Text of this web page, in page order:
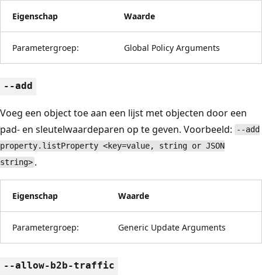
Eigenschap Waarde
Parametergroep: Global Policy Arguments
--add
Voeg een object toe aan een lijst met objecten door een
pad- en sleutelwaardeparen op te geven. Voorbeeld:
--add
property.listProperty <key=value, string or JSON
string> .
Eigenschap Waarde
Parametergroep: Generic Update Arguments
--allow-b2b-traffic